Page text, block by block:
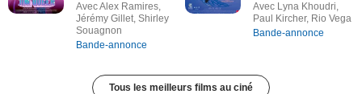
Avec Alex Ramires,
Jérémy Gillet, Shirley
Souagnon
Bande-annonce
Avec Lyna Khoudri,
Paul Kircher, Rio Vega
Bande-annonce
Tous les meilleurs films au ciné